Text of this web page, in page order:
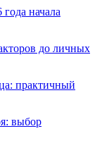
начала
до личных
практичный
выбор